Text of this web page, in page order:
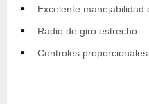
Excelente manejabilidad
Radio de giro estrecho
Controles